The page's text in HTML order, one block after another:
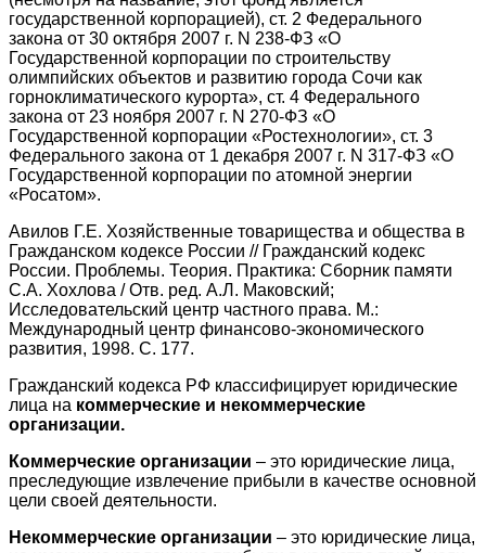
государственной корпорацией), ст. 2 Федерального
закона от 30 октября 2007 г. N 238-ФЗ «О
Государственной корпорации по строительству
олимпийских объектов и развитию города Сочи как
горноклиматического курорта», ст. 4 Федерального
закона от 23 ноября 2007 г. N 270-ФЗ «О
Государственной корпорации «Ростехнологии», ст. 3
Федерального закона от 1 декабря 2007 г. N 317-ФЗ «О
Государственной корпорации по атомной энергии
«Росатом».
Авилов Г.Е. Хозяйственные товарищества и общества в
Гражданском кодексе России // Гражданский кодекс
России. Проблемы. Теория. Практика: Сборник памяти
С.А. Хохлова / Отв. ред. А.Л. Маковский;
Исследовательский центр частного права. М.:
Международный центр финансово-экономического
развития, 1998. С. 177.
Гражданский кодекса РФ классифицирует юридические
лица на коммерческие и некоммерческие
организации.
Коммерческие организации – это юридические лица,
преследующие извлечение прибыли в качестве основной
цели своей деятельности.
Некоммерческие организации – это юридические лица,